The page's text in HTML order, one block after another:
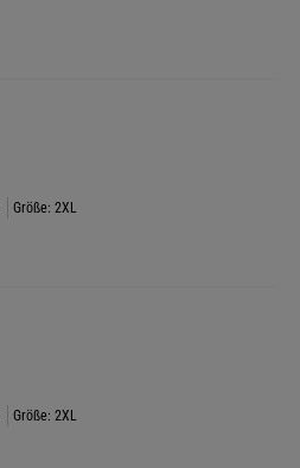
Größe: 2XL
Größe: 2XL